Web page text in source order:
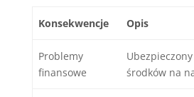
Konsekwencje Opis
Problemy
finansowe
środków na